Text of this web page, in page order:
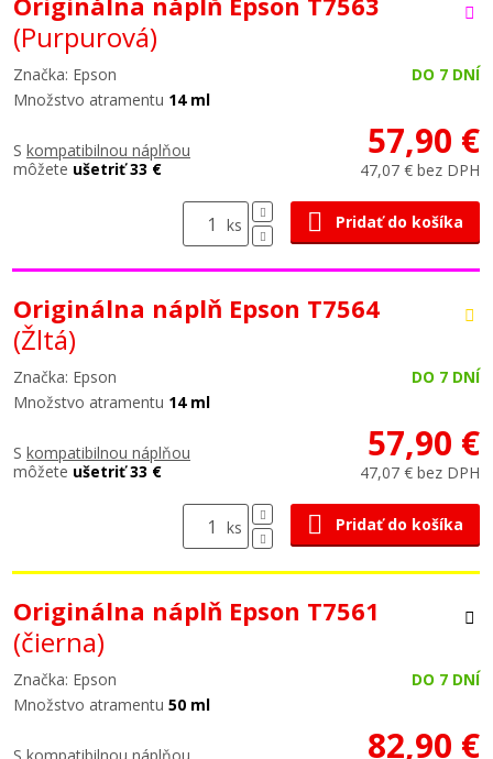
(Purpurová)
Značka: Epson
DO 7 DNÍ
Množstvo atramentu 14 ml
S kompatibilnou náplňou
môžete ušetriť 33 €
57,90 €
47,07 € bez DPH
ks Pridať do košíka
Originálna náplň Epson T7564
(Žltá)
Značka: Epson
DO 7 DNÍ
Množstvo atramentu 14 ml
S kompatibilnou náplňou
môžete ušetriť 33 €
57,90 €
47,07 € bez DPH
ks Pridať do košíka
Originálna náplň Epson T7561
(čierna)
Značka: Epson
DO 7 DNÍ
Množstvo atramentu 50 ml
82,90 €